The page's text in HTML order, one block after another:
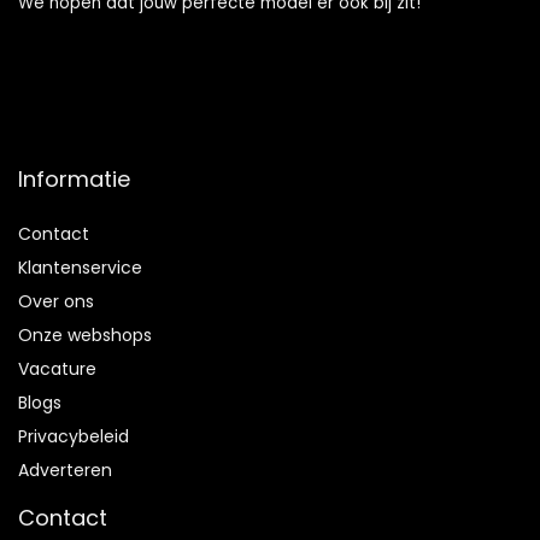
Informatie
Contact
Klantenservice
Over ons
Onze webshops
Vacature
Blogs
Privacybeleid
Adverteren
Contact